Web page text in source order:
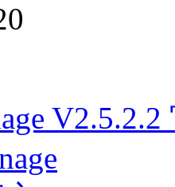
V2.5.2.2